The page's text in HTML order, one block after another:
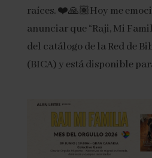
raíces. ❤️🙏🏽Hoy me
anunciar que “Raji, Mi
del catálogo de la Red de
(BICA) y está disponible